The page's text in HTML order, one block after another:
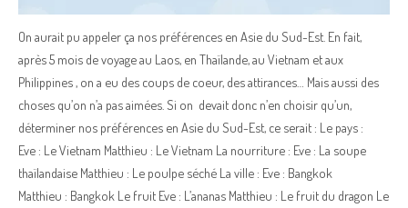
On aurait pu appeler ça nos préférences en Asie du Sud-Est. En fait,
après 5 mois de voyage au Laos, en Thaïlande, au Vietnam et aux
Philippines , on a eu des coups de coeur, des attirances… Mais aussi des
choses qu’on n’a pas aimées. Si on devait donc n’en choisir qu’un,
déterminer nos préférences en Asie du Sud-Est, ce serait : Le pays :
Eve : Le Vietnam Matthieu : Le Vietnam La nourriture : Eve : La soupe
thaïlandaise Matthieu : Le poulpe séché La ville : Eve : Bangkok
Matthieu : Bangkok Le fruit Eve : L’ananas Matthieu : Le fruit du dragon Le